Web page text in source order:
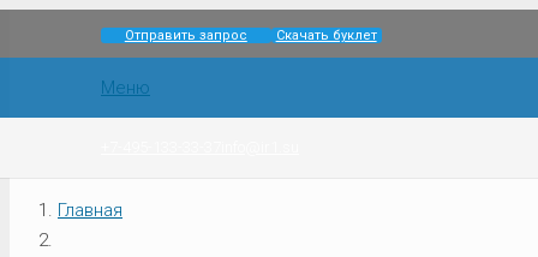
Отправить запрос Скачать буклет
Меню
Главная